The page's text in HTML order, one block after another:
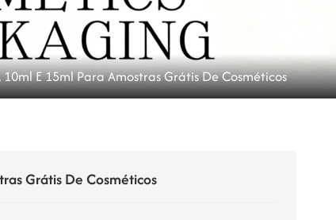
русский
español
português
E 15ml Para Amostras Grátis De Cosméticos
Grátis De Cosméticos